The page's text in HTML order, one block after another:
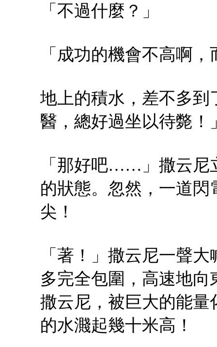
「不過什麼？」
「成功的機會不高啊
地上的積水，差不多
醫，總好過坐以待斃！
「那好吧……」撒云尼
的狀態。忽然，一道
尖！
「著！」撒云尼一聲
多完全包圍，高速地
撒云尼，被巨大的能
的水濺起幾十米高！